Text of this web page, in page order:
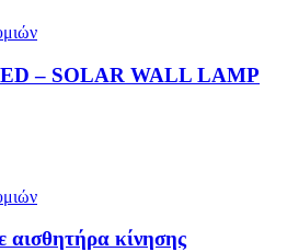
– SOLAR WALL LAMP
αισθητήρα κίνησης